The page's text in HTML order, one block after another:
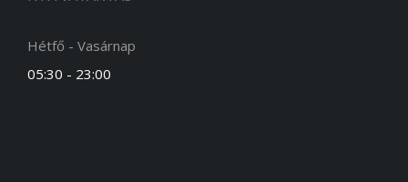
Hétfő - Vasárnap
05:30 - 23:00